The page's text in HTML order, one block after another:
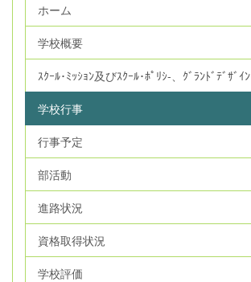
ホーム
学校概要
ｽｸｰﾙ･ﾐｯｼｮﾝ及びｽｸｰﾙ･ﾎﾟﾘｼ‐、ｸﾞﾗﾝﾄﾞﾃﾞｻﾞｲﾝ
学校行事
行事予定
部活動
進路状況
資格取得状況
学校評価